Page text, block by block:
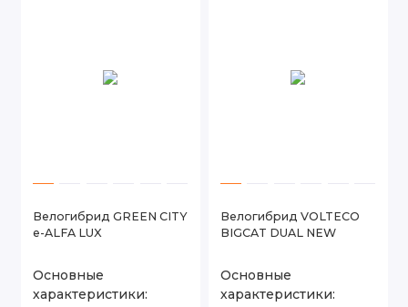
Велогибрид GREEN CITY
e-ALFA LUX
Основные
характеристики:
Велогибрид VOLTECO
BIGCAT DUAL NEW
Основные
характеристики: